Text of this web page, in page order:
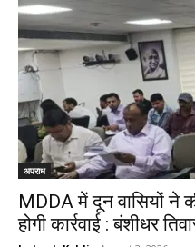
अपराध
MDDA में दून वासियों ने
होगी कार्रवाई : बंशीधर